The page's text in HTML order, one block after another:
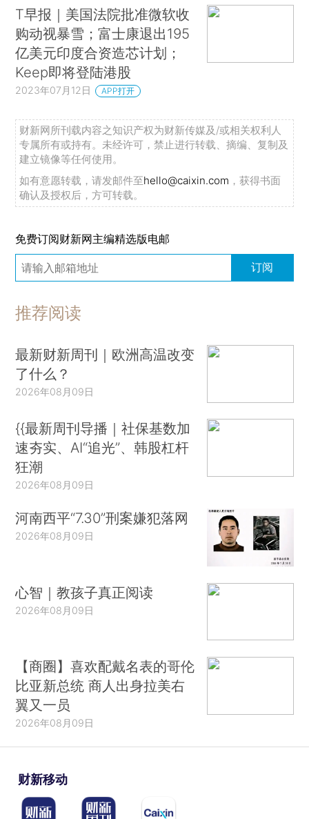
T早报｜美国法院批准微软收
购动视暴雪；富士康退出195
亿美元印度合资造芯计划；
Keep即将登陆港股
2023年07月12日 APP打开
财新网所刊载内容之知识产权为财新传媒及/或相关权利人
专属所有或持有。未经许可，禁止进行转载、摘编、复制及
建立镜像等任何使用。
如有意愿转载，请发邮件至hello@caixin.com ，获得书面
确认及授权后，方可转载。
免费订阅财新网主编精选版电邮
订阅
推荐阅读
最新财新周刊｜欧洲高温改变
了什么？
2026年08月09日
{{最新周刊导播｜社保基数加
速夯实、AI“追光”、韩股杠杆
狂潮
2026年08月09日
河南西平“7.30”刑案嫌犯落网
2026年08月09日
心智｜教孩子真正阅读
2026年08月09日
【商圈】喜欢配戴名表的哥伦
比亚新总统 商人出身拉美右
翼又一员
2026年08月09日
财新移动